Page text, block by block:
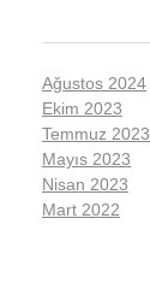
Ağustos 2024
Ekim 2023
Temmuz 2023
Mayıs 2023
Nisan 2023
Mart 2022